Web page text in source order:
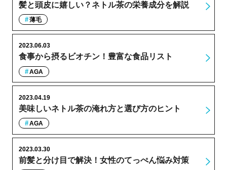
髪と頭皮に嬉しい？ネトル茶の栄養成分を解説
薄毛
食事から摂るビオチン！豊富な食品リスト
2023.06.03
AGA
美味しいネトル茶の淹れ方と選び方のヒント
2023.04.19
AGA
前髪と分け目で解決！女性のてっぺん悩み対策
2023.03.30